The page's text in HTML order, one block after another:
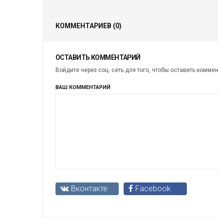
КОММЕНТАРИЕВ (0)
ОСТАВИТЬ КОММЕНТАРИЙ
Войдите через соц. сеть для того, чтобы оставить
ВАШ КОММЕНТАРИЙ
Вконтакте Facebook